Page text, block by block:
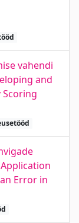
vahendi
and
Scoring
Error in